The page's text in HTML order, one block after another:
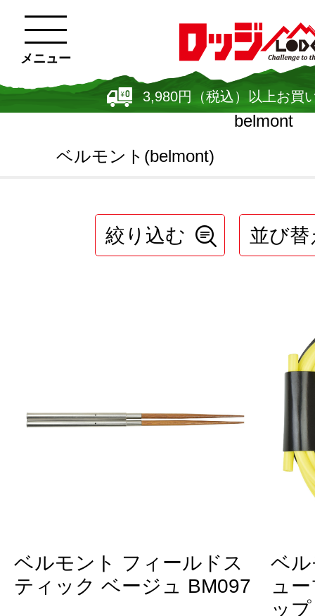
3,980円（税込）以上お買
メニュー
belmont
ベルモント(belmont)
絞り込む 並び替
ベルモント フィールドス
ティック ベージュ BM097
ベ
ュ
ッ